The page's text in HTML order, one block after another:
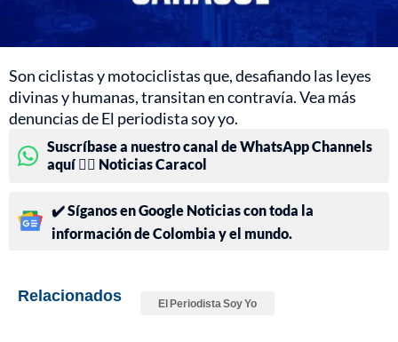
Son ciclistas y motociclistas que, desafiando las leyes
divinas y humanas, transitan en contravía. Vea más
denuncias de El periodista soy yo.
Suscríbase a nuestro canal de WhatsApp Channels
aquí 👉🏻 Noticias Caracol
✔️ Síganos en Google Noticias con toda la
información de Colombia y el mundo.
Relacionados El Periodista Soy Yo